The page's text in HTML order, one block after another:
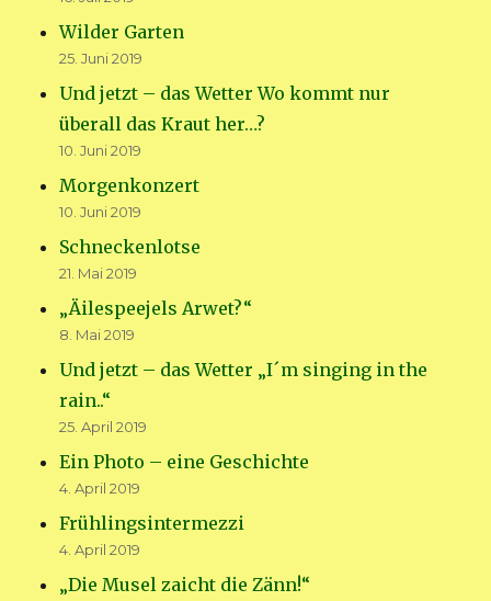
Wilder Garten
25. Juni 2019
Und jetzt – das Wetter Wo kommt nur
überall das Kraut her…?
10. Juni 2019
Morgenkonzert
10. Juni 2019
Schneckenlotse
21. Mai 2019
„Äilespeejels Arwet?“
8. Mai 2019
Und jetzt – das Wetter „I´m singing in the
rain..“
25. April 2019
Ein Photo – eine Geschichte
4. April 2019
Frühlingsintermezzi
4. April 2019
„Die Musel zaicht die Zänn!“